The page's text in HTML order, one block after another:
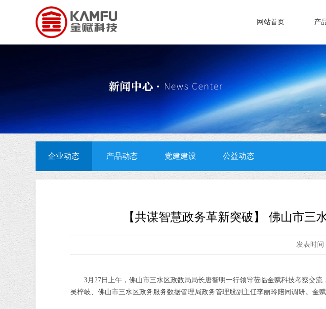
网站首页 产
企业动态 产品动态 党建建设 公益动态
【共谋智慧政务革新突破】 佛山市
发表时
3月27日上午，佛山市三水区政数局局长唐智明一行领导莅临金赋科技考察交
吴梓岐、佛山市三水区政务服务数据管理局政务管理股副主任李丽玲陪同调研。金